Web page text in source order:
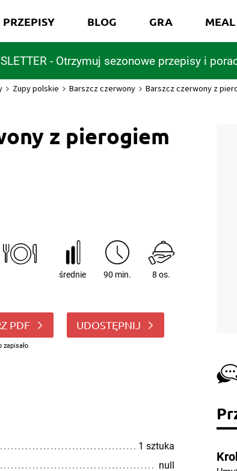
- Otrzymuj sezonowe przepisy i
PRZEPISY BLOG GRA
Zupy polskie Barszcz czerwony Barszcz czerwony z
z pierogiem
średnie 90 min. 8 os.
PDF
zapisało
UDOSTĘPNIJ
1 sztuka
null